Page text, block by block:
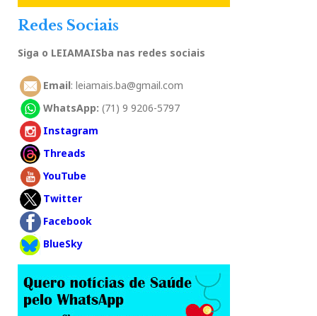
Redes Sociais
Siga o LEIAMAISba nas redes sociais
Email: leiamais.ba@gmail.com
WhatsApp: (71) 9 9206-5797
Instagram
Threads
YouTube
Twitter
Facebook
BlueSky